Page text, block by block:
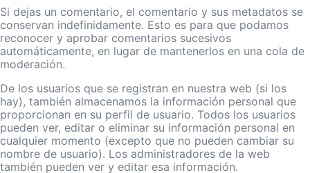
Si dejas un comentario, el comentario y sus metadatos se
conservan indefinidamente. Esto es para que podamos
reconocer y aprobar comentarios sucesivos
automáticamente, en lugar de mantenerlos en una cola de
moderación.
De los usuarios que se registran en nuestra web (si los
hay), también almacenamos la información personal que
proporcionan en su perfil de usuario. Todos los usuarios
pueden ver, editar o eliminar su información personal en
cualquier momento (excepto que no pueden cambiar su
nombre de usuario). Los administradores de la web
también pueden ver y editar esa información.